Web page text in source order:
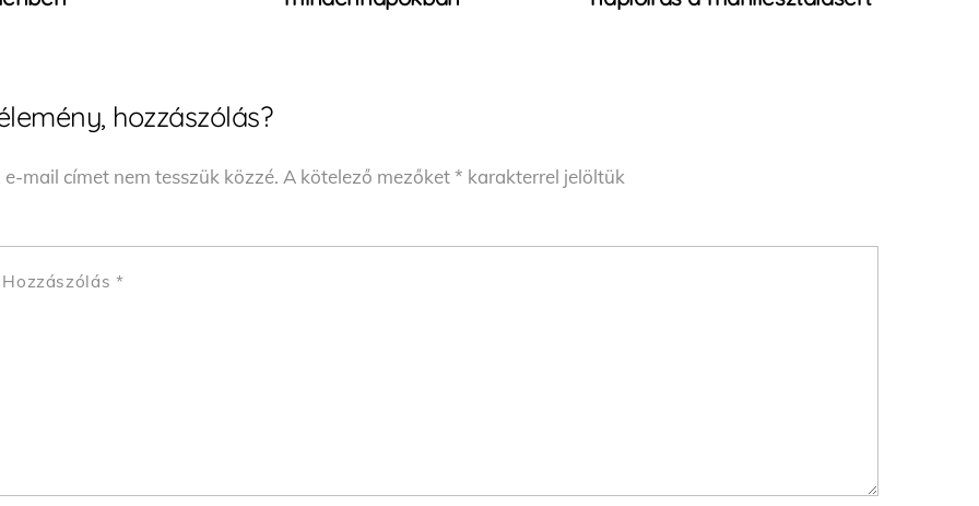
hozzászólás?
e-mail címet nem tesszük közzé. A kötelező mezőket* karakterrel jelöltük
Hozzászólás *